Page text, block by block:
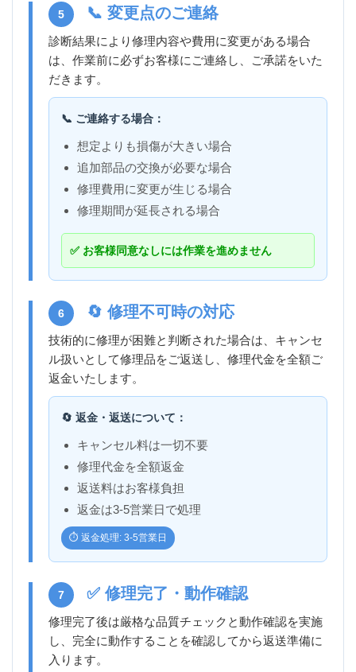
5 📞 変更点のご連絡
診断結果により修理内容や費用に変更がある場合
は、作業前に必ずお客様にご連絡し、ご承諾をいた
だきます。
📞 ご連絡する場合：
想定よりも損傷が大きい場合
追加部品の交換が必要な場合
修理費用に変更が生じる場合
修理期間が延長される場合
✅ お客様同意なしには作業を進めません
6 🔄 修理不可時の対応
技術的に修理が困難と判断された場合は、キャンセ
ル扱いとして修理品をご返送し、修理代金を全額ご
返金いたします。
🔄 返金・返送について：
キャンセル料は一切不要
修理代金を全額返金
返送料はお客様負担
返金は3-5営業日で処理
⏱️ 返金処理: 3-5営業日
7 ✅ 修理完了・動作確認
修理完了後は厳格な品質チェックと動作確認を実施
し、完全に動作することを確認してから返送準備に
入ります。